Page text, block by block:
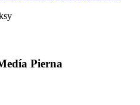
Pierna